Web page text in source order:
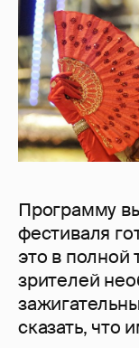
Программу
фестиваля
это в полной
зрителей
сказать, что